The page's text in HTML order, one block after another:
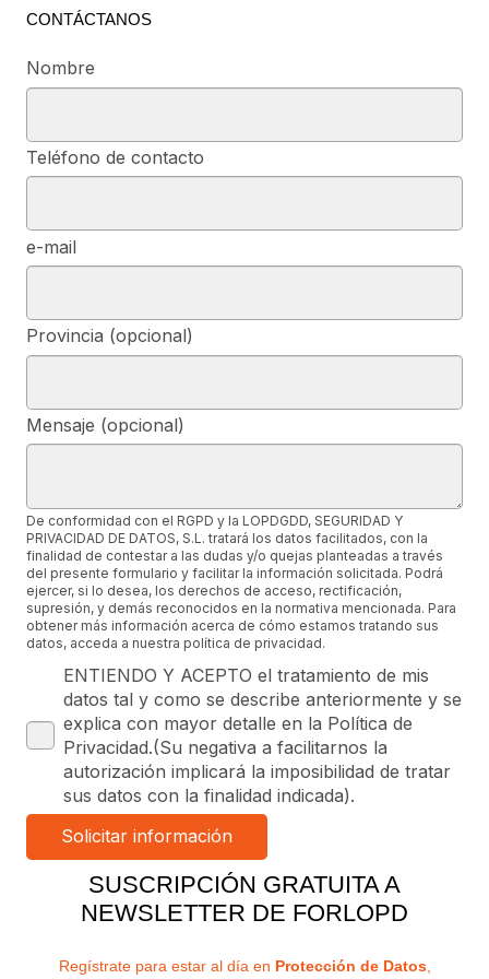
CONTÁCTANOS
Nombre
Teléfono de contacto
e-mail
Provincia (opcional)
Mensaje (opcional)
De conformidad con el RGPD y la LOPDGDD, SEGURIDAD Y
PRIVACIDAD DE DATOS, S.L. tratará los datos facilitados, con la
finalidad de contestar a las dudas y/o quejas planteadas a través
del presente formulario y facilitar la información solicitada. Podrá
ejercer, si lo desea, los derechos de acceso, rectificación,
supresión, y demás reconocidos en la normativa mencionada. Para
obtener más información acerca de cómo estamos tratando sus
datos, acceda a nuestra política de privacidad.
ENTIENDO Y ACEPTO el tratamiento de mis
datos tal y como se describe anteriormente y se
explica con mayor detalle en la Política de
Privacidad.(Su negativa a facilitarnos la
autorización implicará la imposibilidad de tratar
sus datos con la finalidad indicada).
SUSCRIPCIÓN GRATUITA A
NEWSLETTER DE FORLOPD
Regístrate para estar al día en Protección de Datos,